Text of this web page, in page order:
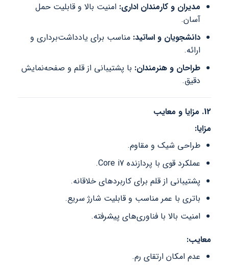
مدیران و کارمندان اداری: امنیت بالا و قابلیت حمل
آسان.
دانشجویان و اساتید: مناسب برای یادداشت‌برداری و
ارائه.
طراحان و هنرمندان: با پشتیبانی از قلم و صفحه‌نمایش
دقیق.
12. مزایا و معایب
مزایا:
طراحی شیک و مقاوم.
عملکرد قوی با پردازنده Core i7.
پشتیبانی از قلم برای کاربردهای خلاقانه.
باتری با عمر مناسب و قابلیت شارژ سریع.
امنیت بالا با فناوری‌های پیشرفته.
معایب:
عدم امکان ارتقای رم.